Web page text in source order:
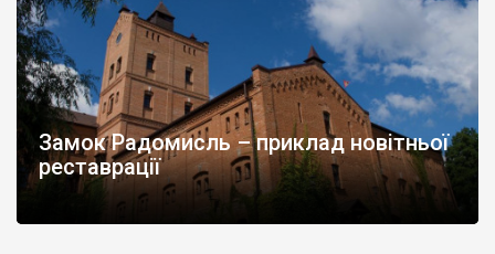
Замок Радомисль – приклад новітньої
реставрації